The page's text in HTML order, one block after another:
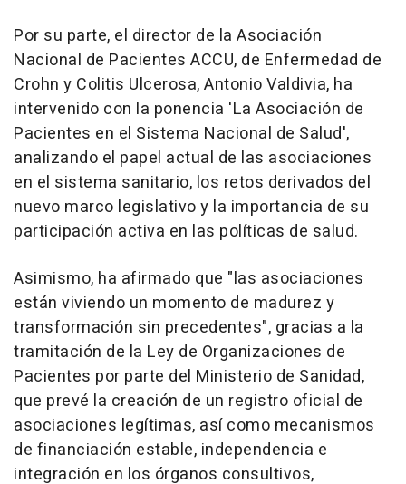
Por su parte, el director de la Asociación
Nacional de Pacientes ACCU, de Enfermedad de
Crohn y Colitis Ulcerosa, Antonio Valdivia, ha
intervenido con la ponencia 'La Asociación de
Pacientes en el Sistema Nacional de Salud',
analizando el papel actual de las asociaciones
en el sistema sanitario, los retos derivados del
nuevo marco legislativo y la importancia de su
participación activa en las políticas de salud.
Asimismo, ha afirmado que "las asociaciones
están viviendo un momento de madurez y
transformación sin precedentes", gracias a la
tramitación de la Ley de Organizaciones de
Pacientes por parte del Ministerio de Sanidad,
que prevé la creación de un registro oficial de
asociaciones legítimas, así como mecanismos
de financiación estable, independencia e
integración en los órganos consultivos,